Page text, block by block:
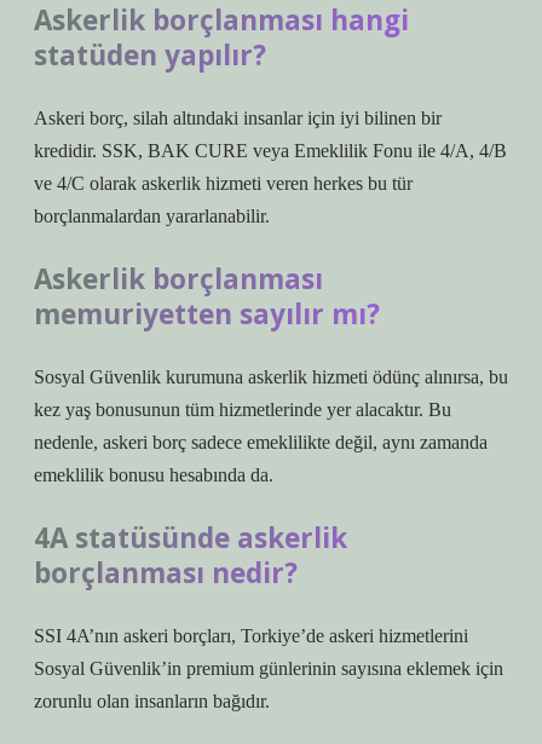
Askerlik borçlanması hangi
statüden yapılır?
Askeri borç, silah altındaki insanlar için iyi bilinen bir
kredidir. SSK, BAK CURE veya Emeklilik Fonu ile 4/A, 4/B
ve 4/C olarak askerlik hizmeti veren herkes bu tür
borçlanmalardan yararlanabilir.
Askerlik borçlanması
memuriyetten sayılır mı?
Sosyal Güvenlik kurumuna askerlik hizmeti ödünç alınırsa, bu
kez yaş bonusunun tüm hizmetlerinde yer alacaktır. Bu
nedenle, askeri borç sadece emeklilikte değil, aynı zamanda
emeklilik bonusu hesabında da.
4A statüsünde askerlik
borçlanması nedir?
SSI 4A’nın askeri borçları, Torkiye’de askeri hizmetlerini
Sosyal Güvenlik’in premium günlerinin sayısına eklemek için
zorunlu olan insanların bağıdır.